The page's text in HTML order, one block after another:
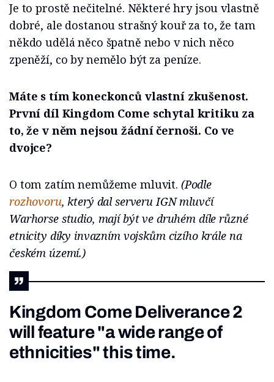
Je to prostě nečitelné. Některé hry jsou vlastně
dobré, ale dostanou strašný kouř za to, že tam
někdo udělá něco špatně nebo v nich něco
zpeněží, co by nemělo být za peníze.
Máte s tím koneckonců vlastní zkušenost.
První díl Kingdom Come schytal kritiku za
to, že v něm nejsou žádní černoši. Co ve
dvojce?
O tom zatím nemůžeme mluvit. (Podle
rozhovoru, který dal serveruIGNmluvčí
Warhorse studio, mají být ve druhém díle různé
etnicity díky invazním vojskům cizího krále na
českém území.)
Kingdom Come Deliverance 2
will feature "a wide range of
ethnicities" this time.